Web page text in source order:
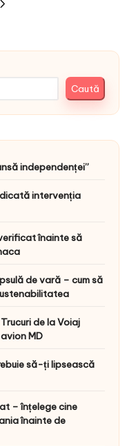
Caută
independenței”
intervenția
înainte să
de vară – cum să
de la Voiaj
MD
să-ți lipsească
– înțelege cine
înainte de